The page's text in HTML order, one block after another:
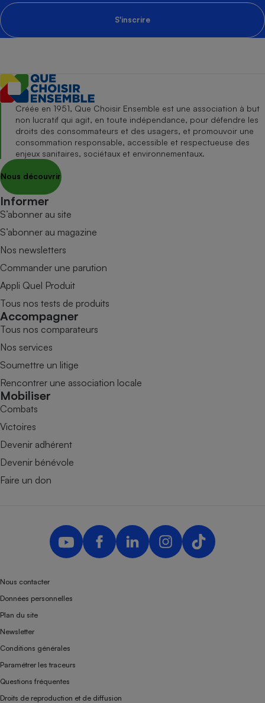
S'inscrire
Créée en 1951, Que Choisir Ensemble est une association à but
non lucratif qui agit, en toute indépendance, pour défendre les
droits des consommateurs et des usagers, et promouvoir une
consommation responsable, accessible et respectueuse des
enjeux sanitaires, sociétaux et environnementaux.
Nous découvrir
Informer
S’abonner au site
S’abonner au magazine
Nos newsletters
Commander une parution
Appli Quel Produit
Tous nos tests de produits
Accompagner
Tous nos comparateurs
Nos services
Soumettre un litige
Rencontrer une association locale
Mobiliser
Combats
Victoires
Devenir adhérent
Devenir bénévole
Faire un don
Nous contacter
Données personnelles
Plan du site
Newsletter
Conditions générales
Paramétrer les traceurs
Questions fréquentes
Droits de reproduction et de diffusion